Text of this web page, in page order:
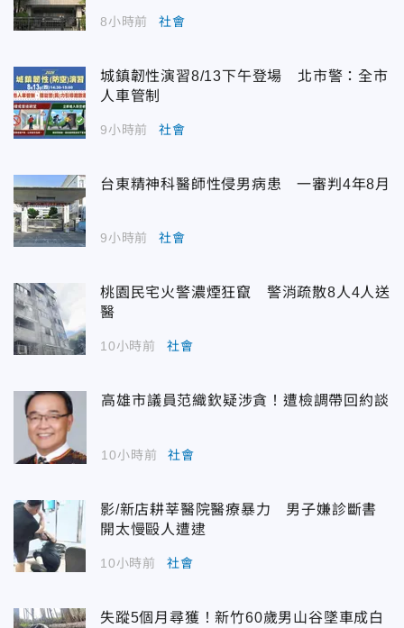
8小時前 社會
城鎮韌性演習8/13下午登場 北市警：全市
人車管制
9小時前 社會
台東精神科醫師性侵男病患 一審判4年8月
9小時前 社會
桃園民宅火警濃煙狂竄 警消疏散8人4人送
醫
10小時前 社會
高雄市議員范織欽疑涉貪！遭檢調帶回約談
10小時前 社會
影/新店耕莘醫院醫療暴力 男子嫌診斷書
開太慢毆人遭逮
10小時前 社會
失蹤5個月尋獲！新竹60歲男山谷墜車成白